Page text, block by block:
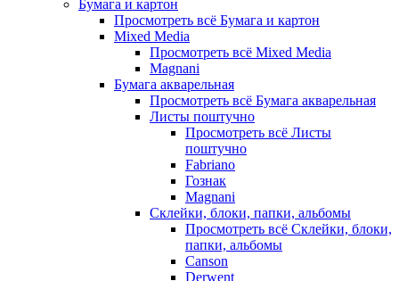
Бумага и картон
Просмотреть всё Бумага и картон
Mixed Media
Просмотреть всё Mixed Media
Magnani
Бумага акварельная
Просмотреть всё Бумага акварельная
Листы поштучно
Просмотреть всё Листы
поштучно
Fabriano
Гознак
Magnani
Склейки, блоки, папки, альбомы
Просмотреть всё Склейки, блоки,
папки, альбомы
Canson
Derwent